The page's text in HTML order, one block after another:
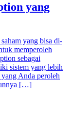
yang
yang bisa di-
memperoleh
sebagai
sistem yang lebih
Anda peroleh
[…]